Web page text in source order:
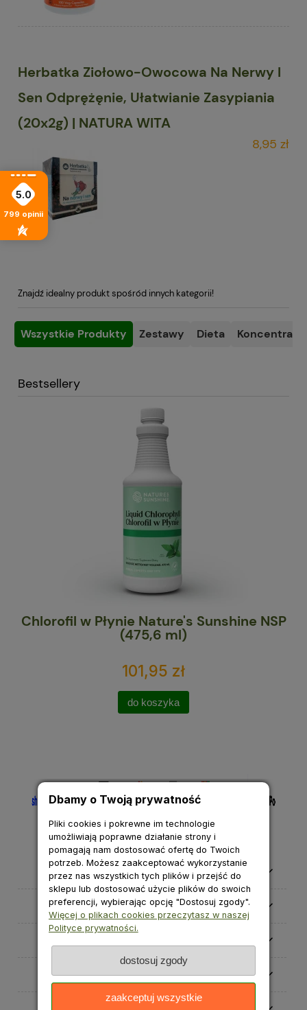
Herbatka Ziołowo-Owocowa Na Nerwy I
Sen Odprężęnie, Ułatwianie Zasypiania
(20x2g) | NATURA WITA
8,95 zł
Znajdź idealny produkt spośród innych kategorii!
Wszystkie Produkty Zestawy Dieta
Bestsellery
Chlorofil w Płynie Nature's Sunshine NSP
(475,6 ml)
101,95 zł
do koszyka
Pomoc
Moje konto
Informacje
5.0
799 opinii
Dbamy o Twoją prywatność
Pliki cookies i pokrewne im technologie
umożliwiają poprawne działanie strony i
pomagają nam dostosować ofertę do Twoich
potrzeb. Możesz zaakceptować wykorzystanie
przez nas wszystkich tych plików i przejść do
sklepu lub dostosować użycie plików do swoich
preferencji, wybierając opcję "Dostosuj zgody".
Więcej o plikach cookies przeczytasz w naszej
Polityce prywatności.
dostosuj zgody
zaakceptuj wszystkie